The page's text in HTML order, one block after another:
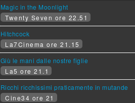
Magic in the Moonlight
Twenty Seven ore 22.51
Hitchcock
La7Cinema ore 21.15
Giù le mani dalle nostre figlie
La5 ore 21.1
Ricchi ricchissimi praticamente in mutande
Cine34 ore 21